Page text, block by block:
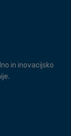
in inovacijsko